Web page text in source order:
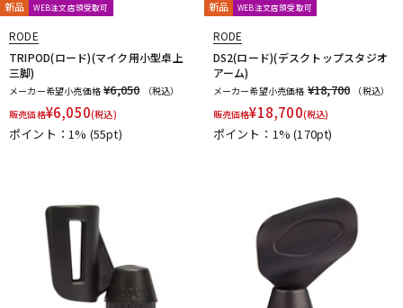
DJ機器 DTM
配信/ライブ機器 楽器アクセサリ
中古 ヴィンテージ
新品 WEB注文店頭受取可
RODE
TRIPOD(ロード)(マイク用小型卓上
三脚)
メーカー希望小売価格 ¥6,050
（税込）
販売価格¥6,050(税込)
ポイント：1% (55pt)
新品 WEB注文店頭受取可
RODE
DS2(ロード)(デスクトップスタジオ
アーム)
メーカー希望小売価格 ¥18,700
（税込）
販売価格¥18,700(税込)
ポイント：1%(170pt)